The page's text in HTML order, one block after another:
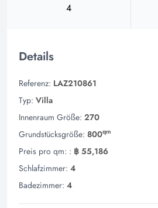
4
Details
Referenz: LAZ210861
Typ: Villa
Innenraum Größe: 270
Grundstücksgröße: 800qm
Preis pro qm: : ฿ 55,186
Schlafzimmer: 4
Badezimmer: 4